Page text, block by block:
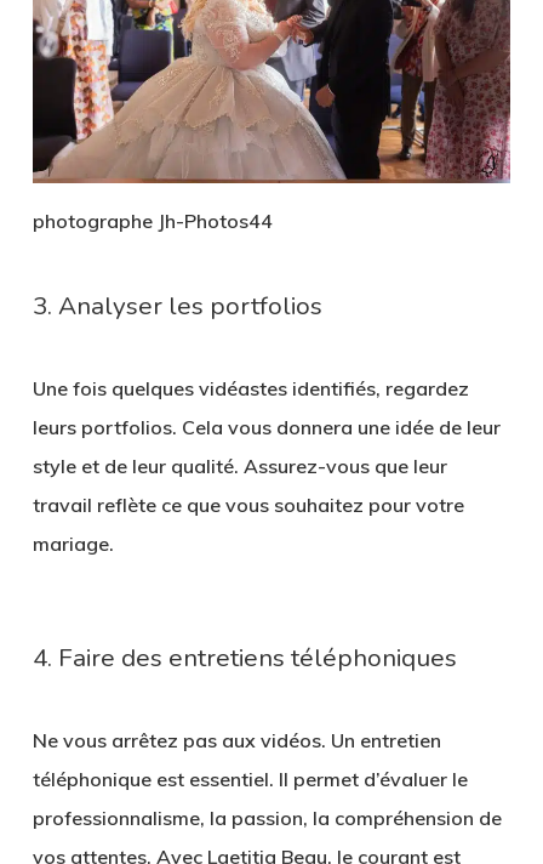
photographe Jh-Photos44
3. Analyser les portfolios
Une fois quelques vidéastes identifiés, regardez
leurs portfolios. Cela vous donnera une idée de leur
style et de leur qualité. Assurez-vous que leur
travail reflète ce que vous souhaitez pour votre
mariage.
4. Faire des entretiens téléphoniques
Ne vous arrêtez pas aux vidéos. Un entretien
téléphonique est essentiel. Il permet d’évaluer le
professionnalisme, la passion, la compréhension de
vos attentes. Avec Laetitia Beau, le courant est